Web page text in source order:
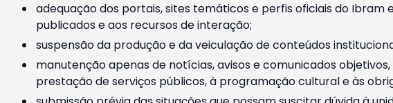
adequação dos portais, sites temáticos e perfis oficiais do Ibram
publicados e aos recursos de interação;
suspensão da produção e da veiculação de conteúdos
manutenção apenas de notícias, avisos e comunicados
prestação de serviços públicos, à programação cultural e às